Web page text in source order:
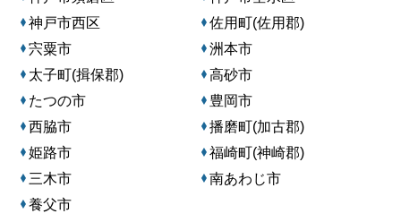
神戸市西区
佐用町(佐用郡)
宍粟市
洲本市
太子町(揖保郡)
高砂市
たつの市
豊岡市
西脇市
播磨町(加古郡)
姫路市
福崎町(神崎郡)
三木市
南あわじ市
養父市